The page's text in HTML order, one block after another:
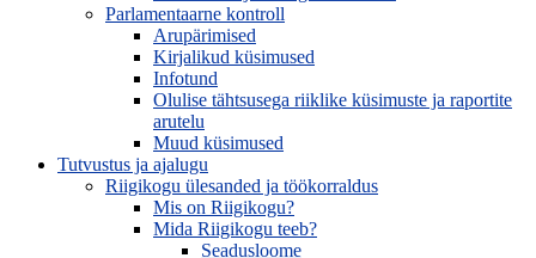
Parlamentaarne kontroll
Arupärimised
Kirjalikud küsimused
Infotund
Olulise tähtsusega riiklike küsimuste ja raportite
arutelu
Muud küsimused
Tutvustus ja ajalugu
Riigikogu ülesanded ja töökorraldus
Mis on Riigikogu?
Mida Riigikogu teeb?
Seadusloome